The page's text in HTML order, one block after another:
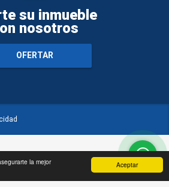
Aceptar
la mejor
su inmueble
nosotros
OFERTAR